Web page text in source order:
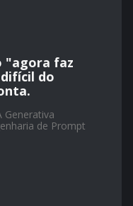
"agora faz
do
Generativa
de Prompt